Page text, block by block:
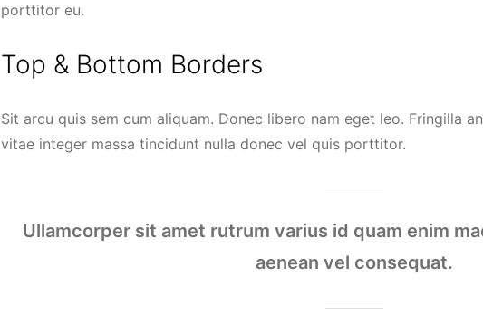
porttitor eu.
Top & Bottom Borders
Sit arcu quis sem cum aliquam. Donec libero nam eget leo. Fringilla
vitae integer massa tincidunt nulla donec vel quis porttitor.
Ullamcorper sit amet rutrum varius id quam enim
aenean vel consequat.